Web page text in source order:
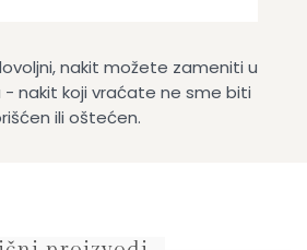
nakit možete zameniti u
- nakit koji vraćate ne sme biti
ili oštećen.